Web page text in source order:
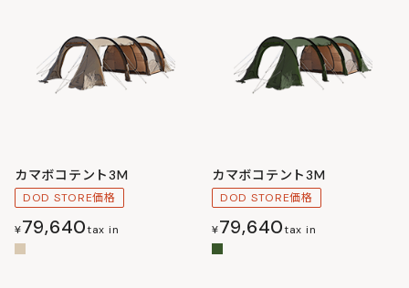
カマボコテント3M
DOD STORE価格
¥79,640tax in
カマボコテント3M
DOD STORE価格
¥79,640tax in